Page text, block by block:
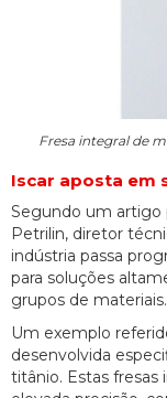
Fresa integral de
Iscar aposta em
Segundo um artigo
Petrilin, diretor
indústria passa
para soluções
grupos de materiais.
Um exemplo
desenvolvida
titânio. Estas